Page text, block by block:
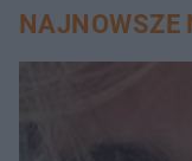
NAJNOWSZE